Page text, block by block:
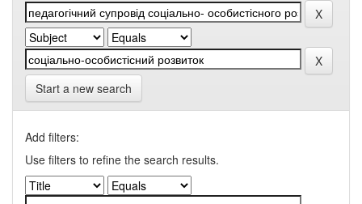
Start a new search
Add filters:
Use filters to refine the search results.